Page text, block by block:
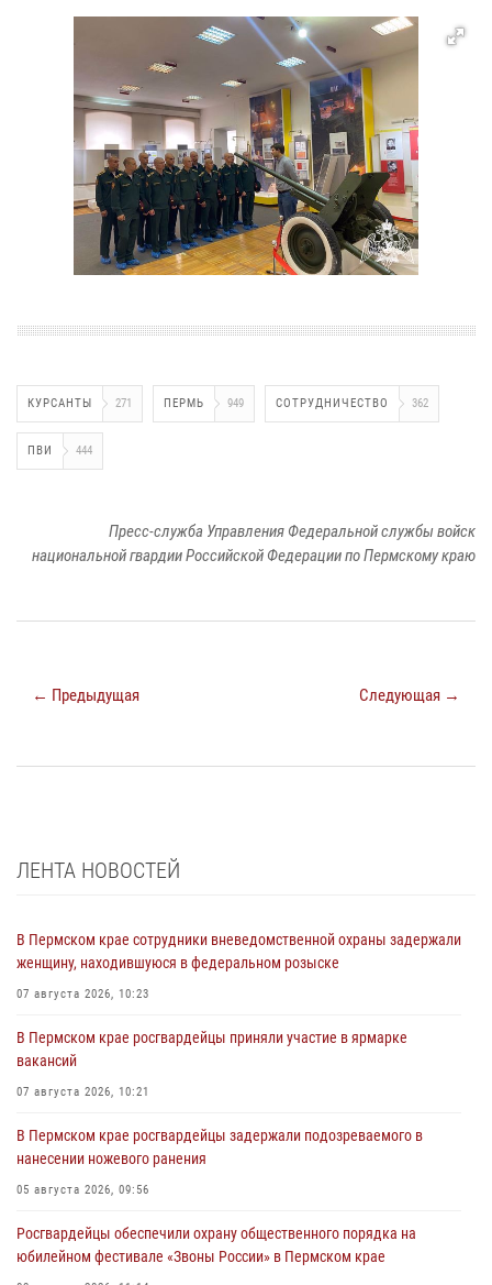
КУРСАНТЫ 271 ПЕРМЬ 949 СОТРУДНИЧЕСТВО 362
ПВИ 444
Пресс-служба Управления Федеральной службы войск
национальной гвардии Российской Федерации по Пермскому краю
← Предыдущая Следующая →
ЛЕНТА НОВОСТЕЙ
В Пермском крае сотрудники вневедомственной охраны задержали
женщину, находившуюся в федеральном розыске
07 августа 2026, 10:23
В Пермском крае росгвардейцы приняли участие в ярмарке
вакансий
07 августа 2026, 10:21
В Пермском крае росгвардейцы задержали подозреваемого в
нанесении ножевого ранения
05 августа 2026, 09:56
Росгвардейцы обеспечили охрану общественного порядка на
юбилейном фестивале «Звоны России» в Пермском крае